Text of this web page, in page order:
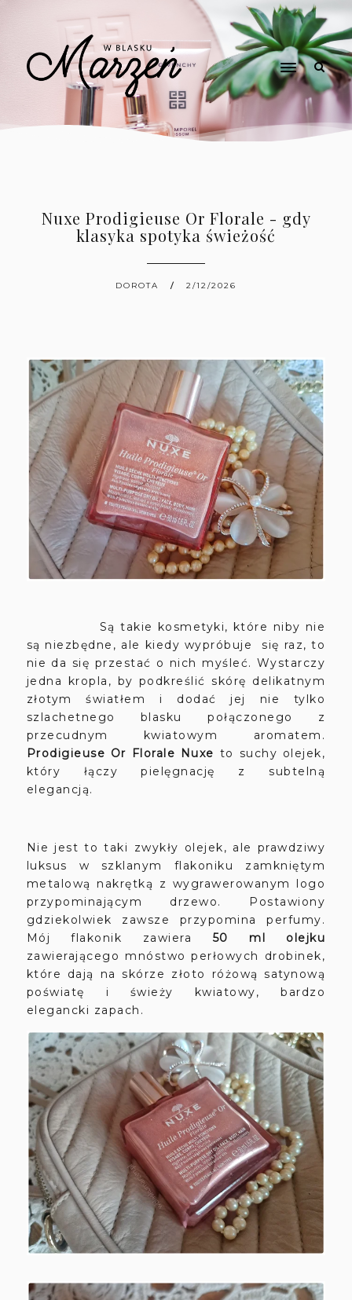
Nuxe Prodigieuse Or Florale - gdy
klasyka spotyka świeżość
DOROTA 2/12/2026
Są takie kosmetyki, które niby nie
są niezbędne, ale kiedy wypróbuje się raz, to
nie da się przestać o nich myśleć. Wystarczy
jedna kropla, by podkreślić skórę delikatnym
złotym światłem i dodać jej nie tylko
szlachetnego blasku połączonego z
przecudnym kwiatowym aromatem.
Prodigieuse Or Florale Nuxe to suchy olejek,
który łączy pielęgnację z subtelną
elegancją.
Nie jest to taki zwykły olejek, ale prawdziwy
luksus w szklanym flakoniku zamkniętym
metalową nakrętką z wygrawerowanym logo
przypominającym drzewo. Postawiony
gdziekolwiek zawsze przypomina perfumy.
Mój flakonik zawiera 50 ml olejku
zawierającego mnóstwo perłowych drobinek,
które dają na skórze złoto różową satynową
poświatę i świeży kwiatowy, bardzo
elegancki zapach.